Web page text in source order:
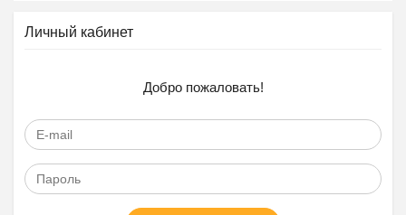
Личный кабинет
Добро пожаловать!